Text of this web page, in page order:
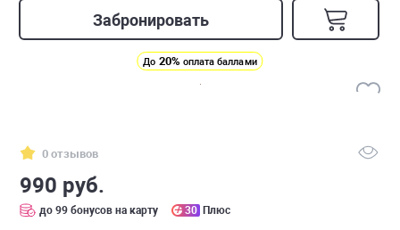
Забронировать
До 20% оплата баллами
0 отзывов
990 руб.
до 99 бонусов на карту 30 Плюс